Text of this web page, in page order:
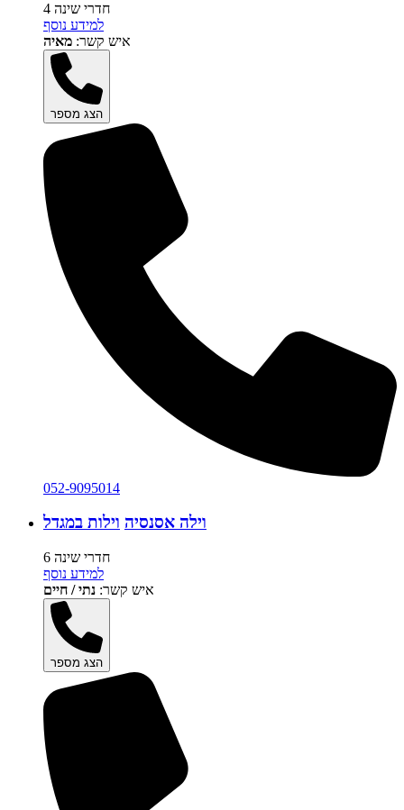
4 חדרי שינה
למידע נוסף
איש קשר: מאיה
הצג מספר
052-9095014
וילה אסנסיה וילות במגדל
6 חדרי שינה
למידע נוסף
איש קשר: נתי / חיים
הצג מספר